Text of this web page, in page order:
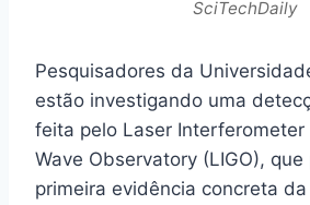
SciTechDaily
Pesquisadores da
estão investigando uma
feita pelo Laser
Wave Observatory (LIGO),
primeira evidência concreta